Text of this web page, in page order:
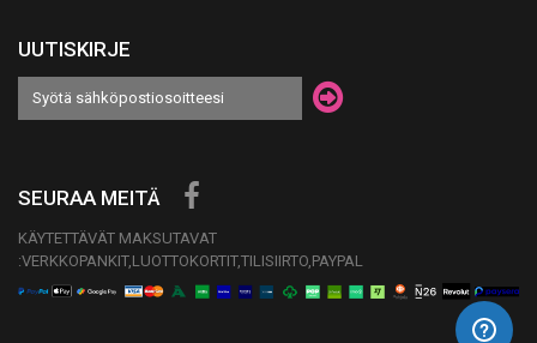
UUTISKIRJE
SEURAA MEITÄ
KÄYTETTÄVÄT MAKSUTAVAT
:VERKKOPANKIT,LUOTTOKORTIT,TILISIIRTO,PAYPAL